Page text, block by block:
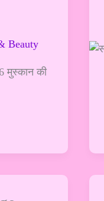
Beauty